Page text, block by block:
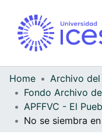
Home